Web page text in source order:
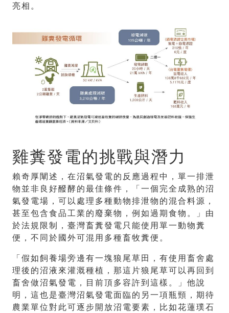
亮相。
雞糞發電的挑戰與潛力
賴奇厚闡述，在沼氣發電的反應過程中，單一排泄
物並非良好醱酵的最佳條件，「一個完全成熟的沼
氣發電場，可以處理多種動物排泄物的混合料源，
甚至包含食品工業的廢棄物，例如過期食物。」由
於法規限制，臺灣畜糞發電只能使用單一動物糞
便，不同於國外可混用多種畜牧糞便。
「假如飼養場旁邊有一塊狼尾草田，有使用畜舍處
理後的沼液來灌溉種植，那這片狼尾草可以再回到
畜舍做沼氣發電，目前頂多容許到這樣。」他說
明，這也是臺灣沼氣發電面臨的另一項瓶頸，期待
農業單位對此可逐步開放沼電要素，比如花蓮璞石